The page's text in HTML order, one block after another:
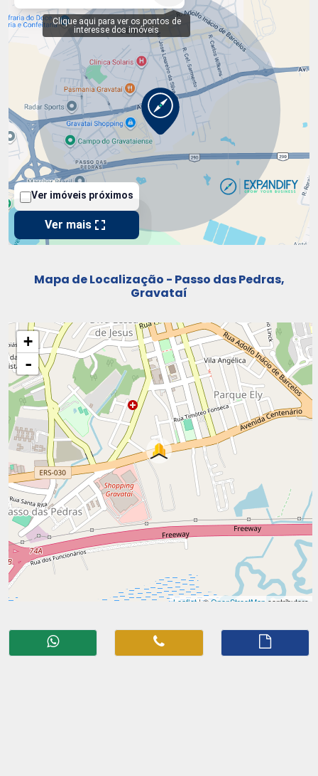
Mapa de Localização - Passo das Pedras,
Gravataí